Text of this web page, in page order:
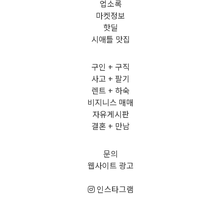
업소록
마켓정보
핫딜
시애틀 맛집
구인 + 구직
사고 + 팔기
렌트 + 하숙
비지니스 매매
자유게시판
결혼 + 만남
문의
웹사이트 광고
인스타그램